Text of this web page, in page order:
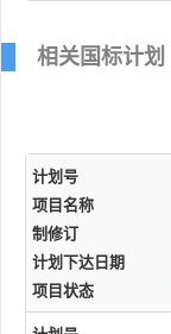
相关国标计划
计划号
项目名称
制修订
计划下达日期
项目状态